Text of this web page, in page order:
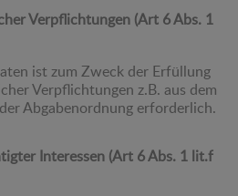
Verpflichtungen (Art 6 Abs. 1
ist zum Zweck der Erfüllung
Verpflichtungen z.B. aus dem
Abgabenordnung erforderlich.
Interessen (Art 6 Abs. 1 lit.f